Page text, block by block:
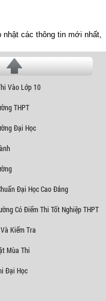
các thông tin mới nhất,
Vào Lớp 10
THPT
Đại Học
Đại Học Cao Đẳng
Có Điểm Thi Tốt Nghiệp THPT
Kiểm Tra
Mùa Thi
Đại Học